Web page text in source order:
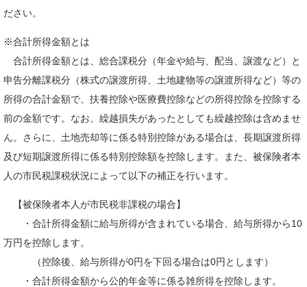
ださい。
※合計所得金額とは
合計所得金額とは、総合課税分（年金や給与、配当、譲渡など）と
申告分離課税分（株式の譲渡所得、土地建物等の譲渡所得など）等の
所得の合計金額で、扶養控除や医療費控除などの所得控除を控除する
前の金額です。なお、繰越損失があったとしても繰越控除は含めませ
ん。さらに、土地売却等に係る特別控除がある場合は、長期譲渡所得
及び短期譲渡所得に係る特別控除額を控除します。また、被保険者本
人の市民税課税状況によって以下の補正を行います。
【被保険者本人が市民税非課税の場合】
・合計所得金額に給与所得が含まれている場合、給与所得から10
万円を控除します。
（控除後、給与所得が0円を下回る場合は0円とします）
・合計所得金額から公的年金等に係る雑所得を控除します。